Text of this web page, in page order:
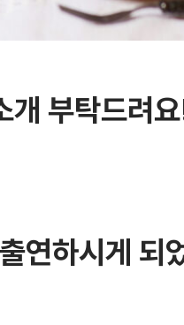
개 부탁드려
연하시게 되